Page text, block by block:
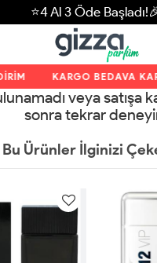
⭐4 Al 3 Öde
KARGO BEDAVA
veya satışa
sonra tekrar
Bu Ürünler İlginizi